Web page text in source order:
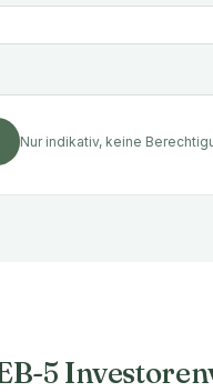
Nur indikativ, keine
5